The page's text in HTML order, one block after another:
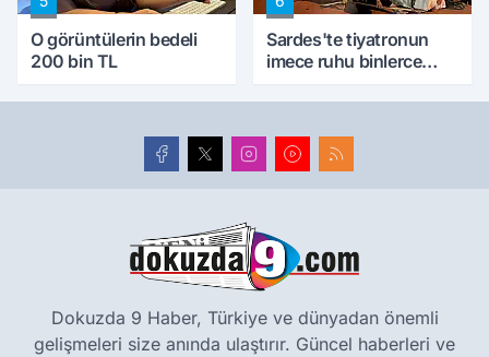
O görüntülerin bedeli
200 bin TL
Sardes'te tiyatronun
imece ruhu binlerce
Dokuzda 9 Haber, Türkiye ve dünyadan önemli
gelişmeleri size anında ulaştırır. Güncel haberleri ve